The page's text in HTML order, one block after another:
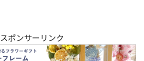
スポンサーリンク